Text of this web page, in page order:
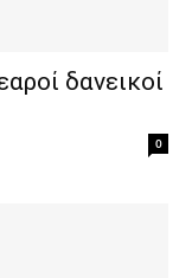
δανεικοί
0